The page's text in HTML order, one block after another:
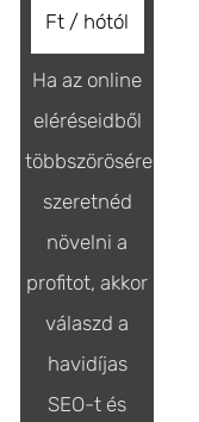
Ft / hótól
Ha az online
eléréseidből
többszörösére
szeretnéd
növelni a
profitot, akkor
válaszd a
havidíjas
SEO-t és